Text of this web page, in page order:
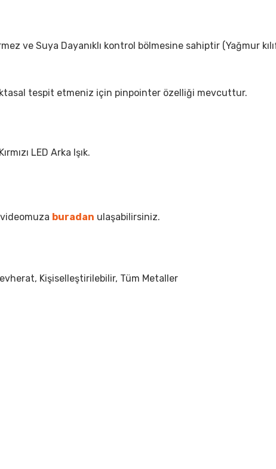
ve Suya Dayanıklı kontrol bölmesine sahiptir (Yağmur
tespit etmeniz için pinpointer özelliği mevcuttur.
LED Arka Işık.
buradan ulaşabilirsiniz.
Kişiselleştirilebilir, Tüm Metaller